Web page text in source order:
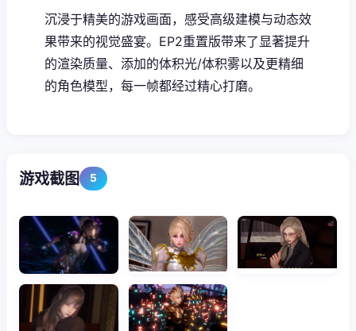
沉浸于精美的游戏画面，感受高级建模与动态效
果带来的视觉盛宴。EP2重置版带来了显著提升
的渲染质量、添加的体积光/体积雾以及更精细
的角色模型，每一帧都经过精心打磨。
游戏截图 5